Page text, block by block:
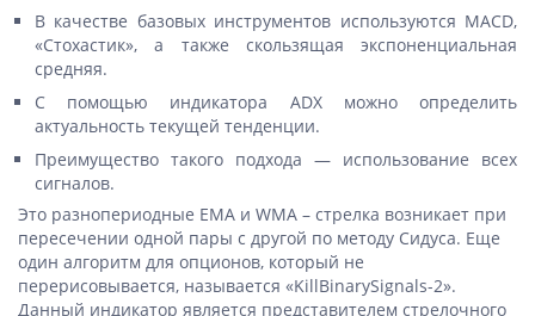
В качестве базовых инструментов используются MACD,
«Стохастик», а также скользящая экспоненциальная
средняя.
С помощью индикатора ADX можно определить
актуальность текущей тенденции.
Преимущество такого подхода — использование всех
сигналов.
Это разнопериодные EMA и WMA – стрелка возникает при
пересечении одной пары с другой по методу Сидуса. Еще
один алгоритм для опционов, который не
перерисовывается, называется «KillBinarySignals-2».
Данный индикатор является представителем стрелочного